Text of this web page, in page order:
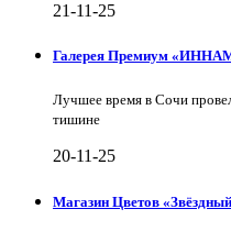
21-11-25
Галерея Премиум
Лучшее время в Сочи
тишине
20-11-25
Магазин Цветов